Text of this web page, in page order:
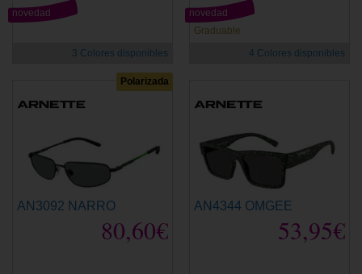
novedad
3 Colores disponibles
Graduable
novedad
4 Colores disponibles
Polarizada
AN3092 NARRO
80,60€
AN4344 OMGEE
53,95€